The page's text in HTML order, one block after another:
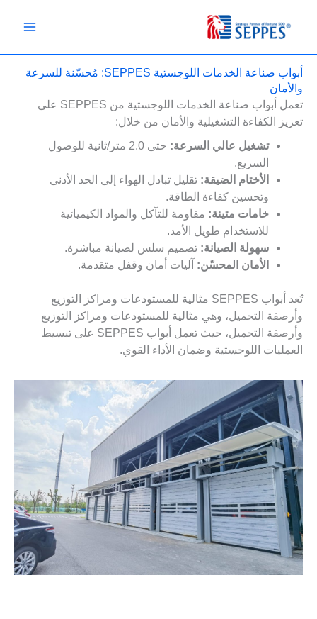
المحتوى
أبواب صناعة الخدمات اللوجستية SEPPES: مُحسّنة للسرعة
والأمان
تعمل أبواب صناعة الخدمات اللوجستية من SEPPES على
تعزيز الكفاءة التشغيلية والأمان من خلال:
تشغيل عالي السرعة:
حتى 2.0 متر/ثانية للوصول
السريع.
الأختام الضيقة: تقليل تبادل الهواء إلى الحد الأدنى
وتحسين كفاءة الطاقة.
خامات متينة: مقاومة للتآكل والمواد الكيميائية
للاستخدام طويل الأمد.
سهولة الصيانة: تصميم سلس لصيانة مباشرة.
الأمان المحسّن: آليات أمان وقفل متقدمة.
تُعد أبواب SEPPES مثالية للمستودعات ومراكز التوزيع
وأرصفة التحميل، وهي مثالية للمستودعات ومراكز التوزيع
وأرصفة التحميل، حيث تعمل أبواب SEPPES على تبسيط
العمليات اللوجستية وضمان الأداء القوي.